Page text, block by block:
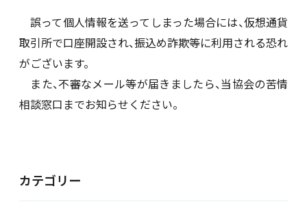
採用情報
お問い合わせ
誤って個人情報を送ってしまった場合には、仮想通貨
取引所で口座開設され、振込め詐欺等に利用される恐れ
がございます。
また、不審なメール等が届きましたら、当協会の苦情
相談窓口までお知らせください。
カテゴリー